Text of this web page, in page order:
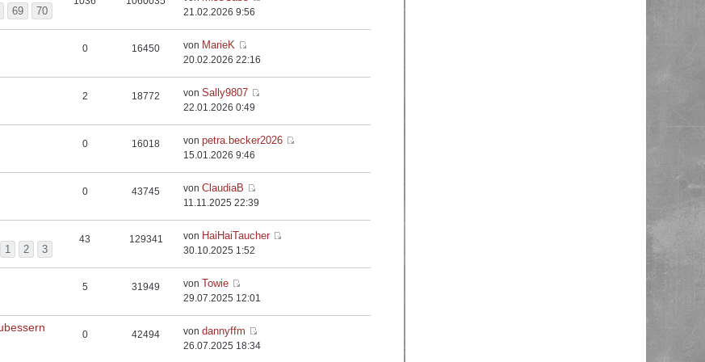
69 70 21.02.2026 9:56
0 16450 von MarieK
20.02.2026 22:16
2 18772 vonSally9807
22.01.2026 0:49
0 16018 vonpetra.becker2026
15.01.2026 9:46
0 43745 vonClaudiaB
11.11.2025 22:39
1 2 3
43 129341 von HaiHaiTaucher
30.10.2025 1:52
5 31949 von Towie
29.07.2025 12:01
0 42494 vondannyffm
26.07.2025 18:34